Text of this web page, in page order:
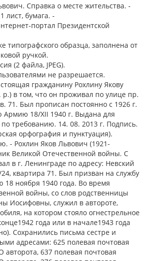
Справка о месте жительства. -
лист, бумага. -
портал Президентской
типографского образца, заполнена от
ручкой.
(2 файла, JPEG).
не разрешается.
гражданину Рохлину Якову
р.) в том, что он проживал по улице пр.
71. Был прописан постоянно с 1926 г.
18/XII 1940 г. Выдана для
требованию. 14. 08. 2013 г. Подпись.
орфография и пунктуация).
- Рохлин Яков Львович (1921-
Великой Отечественной войны. С
в г. Ленинграде по адресу: Невский
квартира 71. Был призван на службу
ноября 1940 года. Во время
войны, со слов родственницы
Иосифовны, служил в автороте,
на котором стояло огнестрельное
года или в начале1943 года
Сохранились письма сестре и
адресами: 625 полевая почтовая
авторота, 637 полевая почтовая